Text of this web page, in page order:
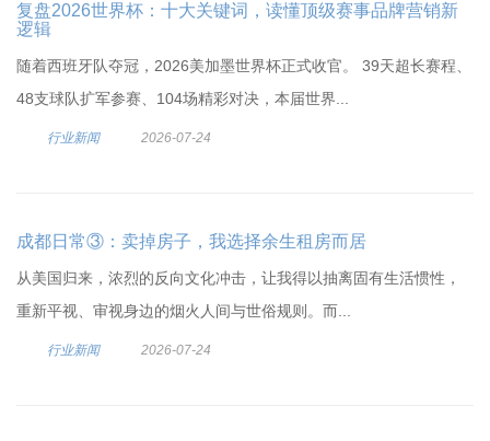
复盘2026世界杯：十大关键词，读懂顶级赛事品牌营销新
逻辑
随着西班牙队夺冠，2026美加墨世界杯正式收官。 39天超长赛程、
48支球队扩军参赛、104场精彩对决，本届世界...
行业新闻 2026-07-24
成都日常③：卖掉房子，我选择余生租房而居
从美国归来，浓烈的反向文化冲击，让我得以抽离固有生活惯性，
重新平视、审视身边的烟火人间与世俗规则。而...
行业新闻 2026-07-24